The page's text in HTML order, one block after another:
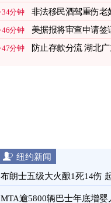
秘 图
34分钟
非法移民酒驾重伤老
出拘留令 图
46分钟
美据报将审查申请签
媒账号 图
47分钟
防止存款分流 湖北
纽约新闻
布朗士五级大火酿1死14伤
MTA逾5800辆巴士年底增婴